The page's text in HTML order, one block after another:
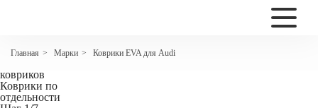
Главная > Марки > Коврики EVA для Audi
Коврики EVA для Audi A8 IV(D5)
ковриков
Коврики по
отдельности